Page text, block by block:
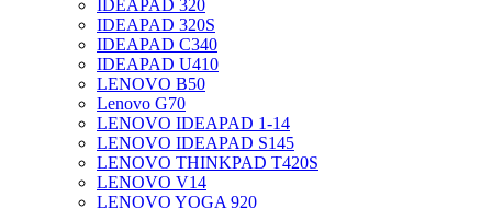
IDEAPAD 320
IDEAPAD 320S
IDEAPAD C340
IDEAPAD U410
LENOVO B50
Lenovo G70
LENOVO IDEAPAD 1-14
LENOVO IDEAPAD S145
LENOVO THINKPAD T420S
LENOVO V14
LENOVO YOGA 920